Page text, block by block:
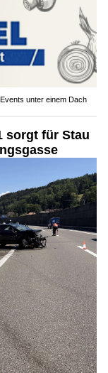
unter einem Dach
sorgt für Stau